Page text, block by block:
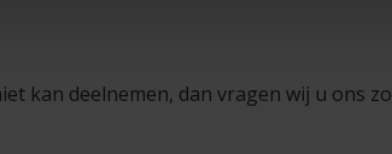
kan deelnemen, dan vragen wij u ons